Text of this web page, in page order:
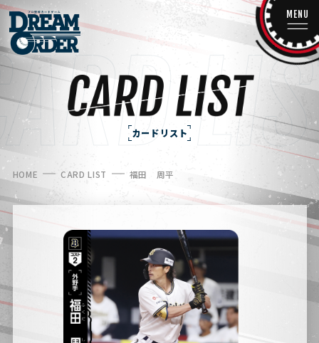
MENU
カードリスト
HOME CARD LIST 福田 周平